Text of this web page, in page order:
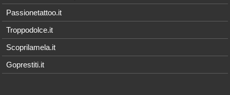
Passionetattoo.it
Troppodolce.it
Scoprilamela.it
Goprestiti.it